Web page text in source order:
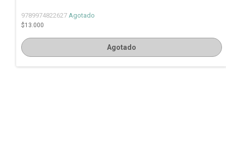
9789974822627 Agotado
$13.000
Agotado